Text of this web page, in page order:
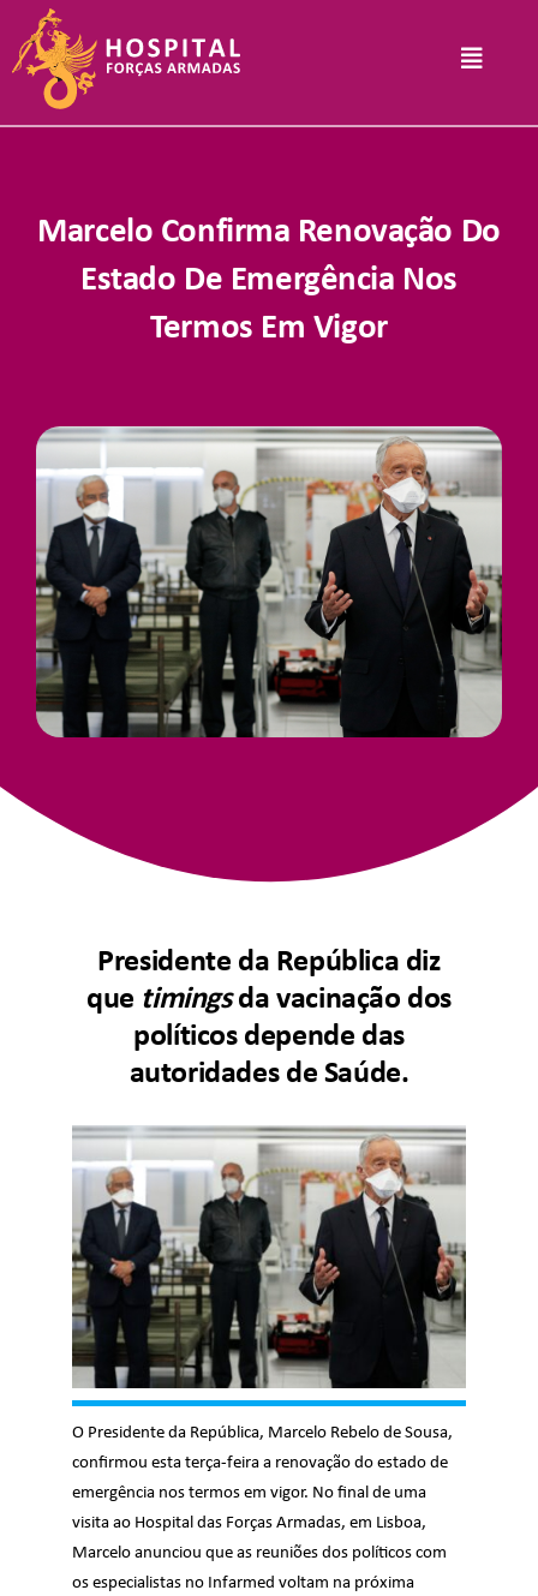
content
Toggle
Informações Legais
Comunicação
Junte-Se A Nós
Contatos
Marcelo Confirma Renovação Do
Estado De Emergência Nos
Termos Em Vigor
Presidente da República diz
que timingsda vacinação dos
políticos depende das
autoridades de Saúde.
O Presidente da República, Marcelo Rebelo de Sousa,
confirmou esta terça-feira a renovação do estado de
emergência nos termos em vigor. No final de uma
visita ao Hospital das Forças Armadas, em Lisboa,
Marcelo anunciou que as reuniões dos políticos com
os especialistas no Infarmed voltam na próxima